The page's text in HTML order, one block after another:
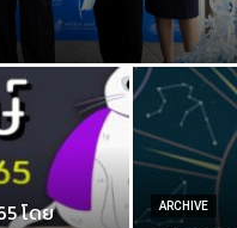
โดย
ARCHIVE